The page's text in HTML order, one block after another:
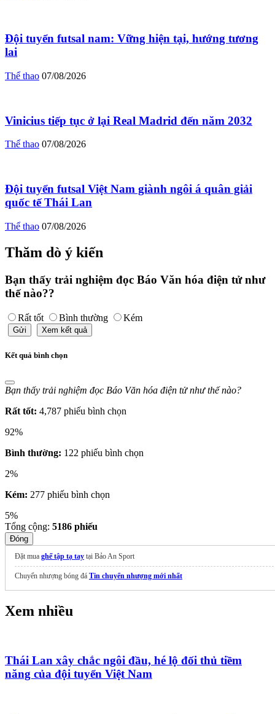
Đội tuyển futsal nam: Vững hiện tại, hướng tương
lai
Thể thao 07/08/2026
Vinicius tiếp tục ở lại Real Madrid đến năm 2032
Thể thao 07/08/2026
Đội tuyển futsal Việt Nam giành ngôi á quân giải
quốc tế Thái Lan
Thể thao 07/08/2026
Thăm dò ý kiến
Bạn thấy trải nghiệm đọc Báo Văn hóa điện tử như
thế nào??
Rất tốt Bình thường Kém
Gửi Xem kết quả
Kết quả bình chọn
Bạn thấy trải nghiệm đọc Báo Văn hóa điện tử như thế nào?
Rất tốt: 4,787 phiếu bình chọn
92%
Bình thường: 122 phiếu bình chọn
2%
Kém: 277 phiếu bình chọn
5%
Tổng cộng: 5186 phiếu
Đóng
Đặt mua ghế tập tạ tay tại Bảo An Sport
Chuyển nhượng bóng đá Tin chuyển nhượng mới nhất
Xem nhiều
Thái Lan xây chắc ngôi đầu, hé lộ đối thủ tiềm
năng của đội tuyển Việt Nam